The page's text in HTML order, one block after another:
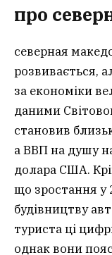
про
северная
розвивається,
за економіки
даними
становив
а ВВП на душу
долара США.
що зростання у
будівництву
туриста ці
однак вони